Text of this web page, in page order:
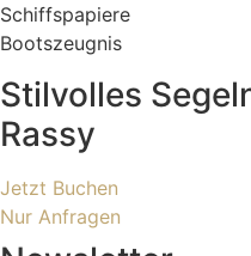
Schiffspapiere
Bootszeugnis
Stilvolles
Rassy
Jetzt Buchen
Nur Anfragen